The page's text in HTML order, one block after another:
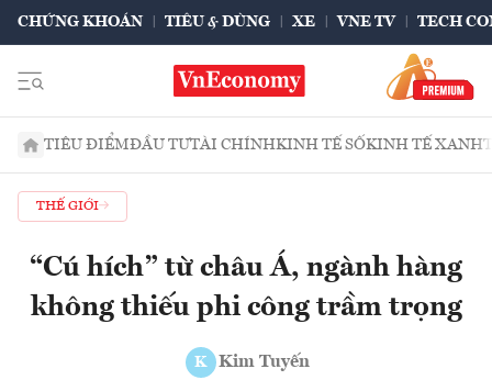
CHỨNG KHOÁN TIÊU & DÙNG XE VNE TV TECH
TIÊU ĐIỂMĐẦU TƯTÀI CHÍNHKINH TẾ SỐKINH TẾ XANH
THẾ GIỚI
“Cú hích” từ châu Á, ngành hàng
không thiếu phi công trầm trọng
K Kim Tuyến